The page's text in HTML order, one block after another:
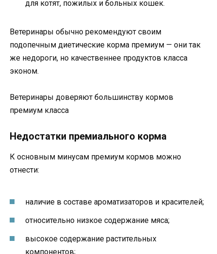
для котят, пожилых и больных кошек.
Ветеринары обычно рекомендуют своим
подопечным диетические корма премиум — они так
же недороги, но качественнее продуктов класса
эконом.
Ветеринары доверяют большинству кормов
премиум класса
Недостатки премиального корма
К основным минусам премиум кормов можно
отнести:
наличие в составе ароматизаторов и красителей;
относительно низкое содержание мяса;
высокое содержание растительных
компонентов;